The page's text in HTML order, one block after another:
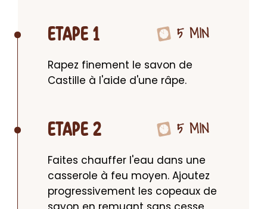
ETAPE 1 5 MIN
Rapez finement le savon de
Castille à l'aide d'une râpe.
ETAPE 2 5 MIN
Faites chauffer l'eau dans une
casserole à feu moyen. Ajoutez
progressivement les copeaux de